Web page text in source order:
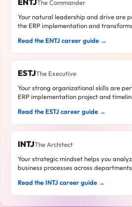
ENTJThe Commander
Your natural leadership and drive are
the ERP implementation and
Read the ENTJ career guide →
ESTJThe Executive
Your strong organizational skills are
ERP implementation project and
Read the ESTJ career guide →
INTJThe Architect
Your strategic mindset helps you
business processes across
Read the INTJ career guide →